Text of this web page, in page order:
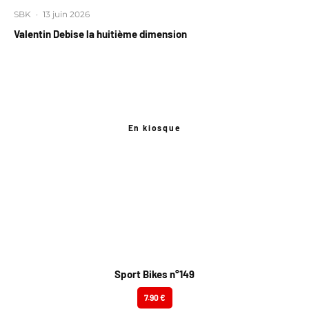
SBK · 13 juin 2026
Valentin Debise la huitième dimension
En kiosque
Sport Bikes n°149
7.90 €